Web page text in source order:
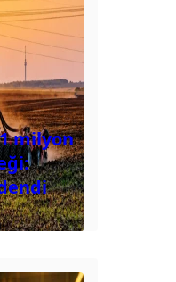
milyon